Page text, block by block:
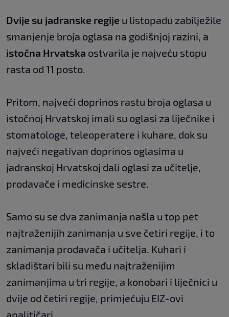
Dvije su jadranske regije u listopadu zabilježile
smanjenje broja oglasa na godišnjoj razini, a
istočna Hrvatska ostvarila je najveću stopu
rasta od 11 posto.
Pritom, najveći doprinos rastu broja oglasa u
istočnoj Hrvatskoj imali su oglasi za liječnike i
stomatologe, teleoperatere i kuhare, dok su
najveći negativan doprinos oglasima u
jadranskoj Hrvatskoj dali oglasi za učitelje,
prodavače i medicinske sestre.
Samo su se dva zanimanja našla u top pet
najtraženijih zanimanja u sve četiri regije, i to
zanimanja prodavača i učitelja. Kuhari i
skladištari bili su među najtraženijim
zanimanjima u tri regije, a konobari i liječnici u
dvije od četiri regije, primjećuju EIZ-ovi